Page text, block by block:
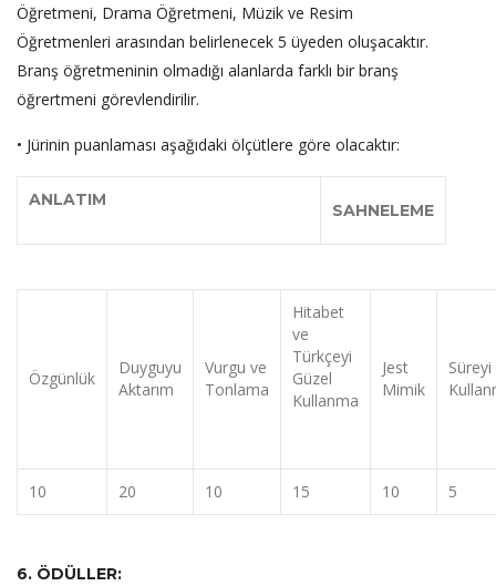
Öğretmeni, Drama Öğretmeni, Müzik ve Resim
Öğretmenleri arasından belirlenecek 5 üyeden oluşacaktır.
Branş öğretmeninin olmadığı alanlarda farklı bir branş
öğrertmeni görevlendirilir.
• Jürinin puanlaması aşağıdaki ölçütlere göre olacaktır:
ANLATIM
SAHNELEME
Özgünlük
Duyguyu
Aktarım
Vurgu ve
Tonlama
Hitabet
ve
Türkçeyi
Güzel
Kullanma
Jest
Mimik
Süreyi
10 20 10 15 10 5
6. ÖDÜLLER: